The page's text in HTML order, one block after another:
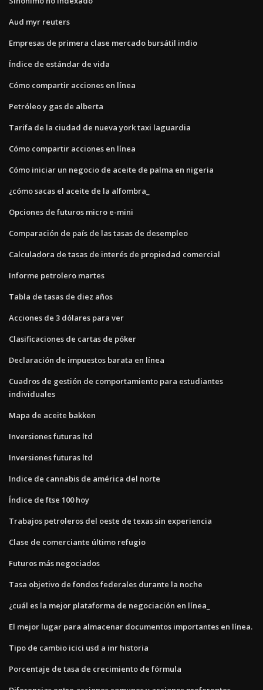
Aud myr reuters
Empresas de primera clase mercado bursátil indio
Índice de estándar de vida
Cómo compartir acciones en línea
Petróleo y gas de alberta
Tarifa de la ciudad de nueva york taxi laguardia
Cómo compartir acciones en línea
Cómo iniciar un negocio de aceite de palma en nigeria
¿cómo sacas el aceite de la alfombra_
Opciones de futuros micro e-mini
Comparación de país de las tasas de desempleo
Calculadora de tasas de interés de propiedad comercial
Informe petrolero martes
Tabla de tasas de diez años
Acciones de 3 dólares para ver
Clasificaciones de cartas de póker
Declaración de impuestos barata en línea
Cuadros de gestión de comportamiento para estudiantes
individuales
Mapa de aceite bakken
Inversiones futuras ltd
Inversiones futuras ltd
Indice de cannabis de américa del norte
Índice de ftse 100 hoy
Trabajos petroleros del oeste de texas sin experiencia
Clase de comerciante último refugio
Futuros más negociados
Tasa objetivo de fondos federales durante la noche
¿cuál es la mejor plataforma de negociación en línea_
El mejor lugar para almacenar documentos importantes en línea.
Tipo de cambio icici usd a inr historia
Porcentaje de tasa de crecimiento de fórmula